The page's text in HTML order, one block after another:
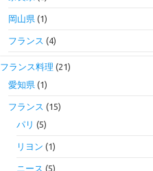
岡山県(1)
フランス (4)
フランス料理 (21)
愛知県(1)
フランス (15)
パリ (5)
リヨン (1)
ニース (5)